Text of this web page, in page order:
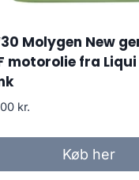
Molygen New
motorolie fra Liqui
kr.
Køb her